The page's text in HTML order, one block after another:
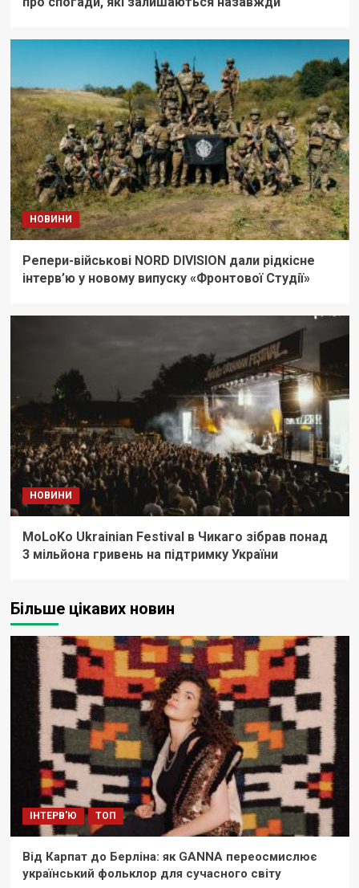
НОВИНИ
Репери-військові NORD DIVISION дали рідкісне
інтерв’ю у новому випуску «Фронтової Студії»
НОВИНИ
MoLoKo Ukrainian Festival в Чикаго зібрав понад
3 мільйона гривень на підтримку України
Більше цікавих новин
ІНТЕРВ'Ю ТОП
Від Карпат до Берліна: як GANNA переосмислює
український фольклор для сучасного світу